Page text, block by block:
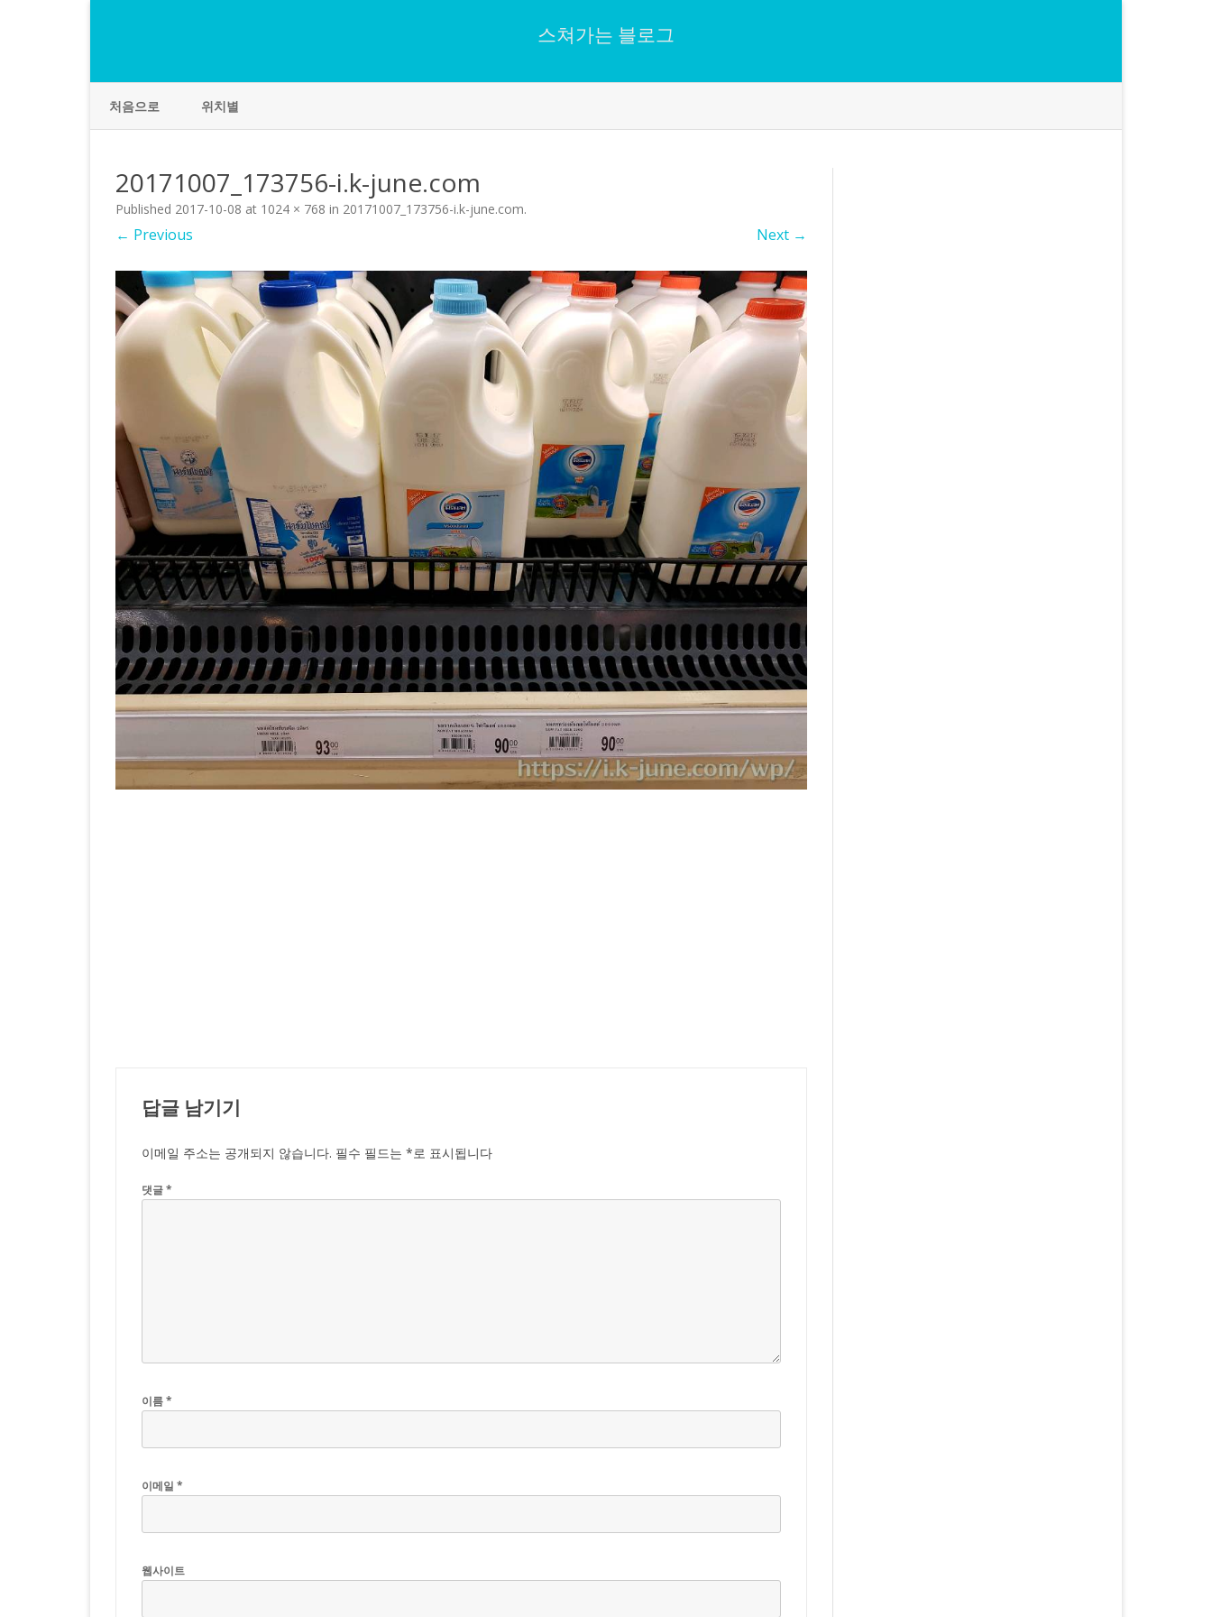
스쳐가는 블로그
처음으로 위치별
20171007_173756-i.k-june.com
Published 2017-10-08 at 1024 × 768 in 20171007_173756-i.k-june.com.
← Previous Next →
답글 남기기
이메일 주소는 공개되지 않습니다. 필수 필드는 *로 표시됩니다
댓글*
이름*
이메일 *
웹사이트